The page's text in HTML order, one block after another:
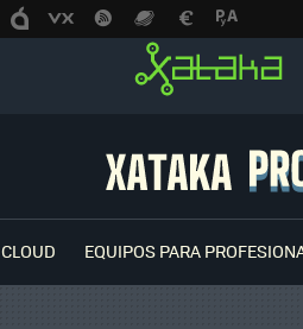
CLOUD EQUIPOS PARA